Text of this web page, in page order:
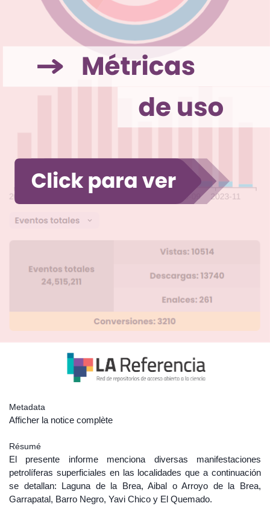
Metadata
Afficher la notice complète
Résumé
El presente informe menciona diversas manifestaciones
petrolíferas superficiales en las localidades que a continuación
se detallan: Laguna de la Brea, Aibal o Arroyo de la Brea,
Garrapatal, Barro Negro, Yavi Chico y El Quemado.